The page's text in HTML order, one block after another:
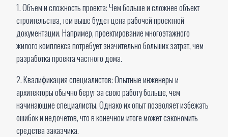
1. Объем и сложность проекта: Чем больше и сложнее объект
строительства, тем выше будет цена рабочей проектной
документации. Например, проектирование многоэтажного
жилого комплекса потребует значительно больших затрат, чем
разработка проекта частного дома.
2. Квалификация специалистов: Опытные инженеры и
архитекторы обычно берут за свою работу больше, чем
начинающие специалисты. Однако их опыт позволяет избежать
ошибок и недочетов, что в конечном итоге может сэкономить
средства заказчика.